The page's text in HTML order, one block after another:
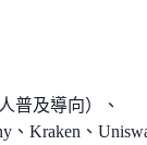
普及導向）、
、Kraken、